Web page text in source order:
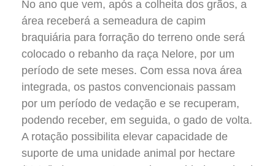
No ano que vem, após a colheita dos grãos, a
área receberá a semeadura de capim
braquiária para forração do terreno onde será
colocado o rebanho da raça Nelore, por um
período de sete meses. Com essa nova área
integrada, os pastos convencionais passam
por um período de vedação e se recuperam,
podendo receber, em seguida, o gado de volta.
A rotação possibilita elevar capacidade de
suporte de uma unidade animal por hectare